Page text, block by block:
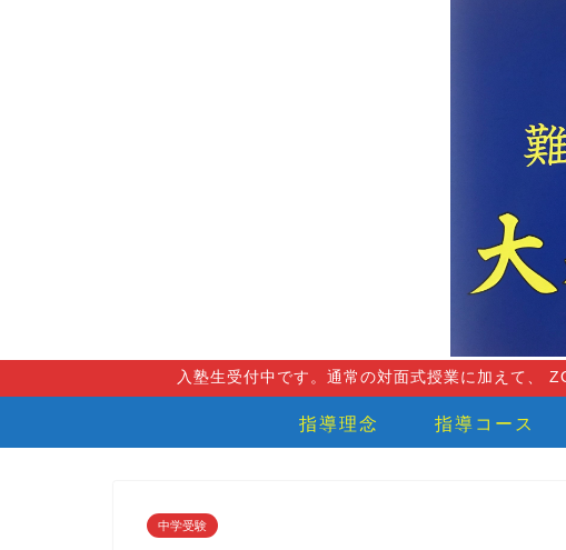
入塾生受付中です。通常の対面式授業に加えて、
指導理念 指導コース
中学受験